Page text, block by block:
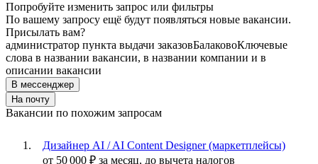
Попробуйте изменить запрос или фильтры
По вашему запросу ещё будут появляться новые вакансии.
Присылать вам?
администратор пункта выдачи заказовБалаковоКлючевые
слова в названии вакансии, в названии компании и в
описании вакансии
В мессенджер
На почту
Вакансии по похожим запросам
Дизайнер AI / AI Content Designer (маркетплейсы)
от 50 000 ₽ за месяц, до вычета налогов